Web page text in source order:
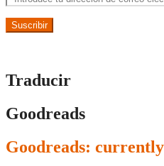
Suscribir
Traducir
Goodreads
Goodreads: